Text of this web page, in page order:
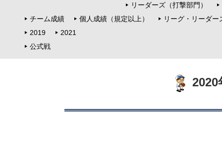
リーダーズ（打撃部門）
チーム成績
個人成績（規定以上）
リーグ・リーダー
2019
2021
公式戦